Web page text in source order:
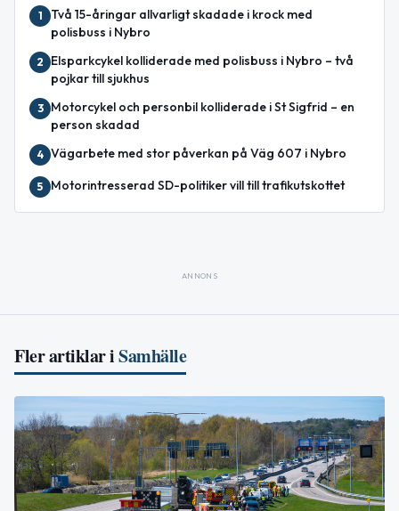
1
Två 15-åringar allvarligt skadade i krock med
polisbuss i Nybro
2
Elsparkcykel kolliderade med polisbuss i Nybro – två
pojkar till sjukhus
3
Motorcykel och personbil kolliderade i St Sigfrid – en
person skadad
4 Vägarbete med stor påverkan på Väg 607 i Nybro
5 Motorintresserad SD-politiker vill till trafikutskottet
ANNONS
Fler artiklar iSamhälle